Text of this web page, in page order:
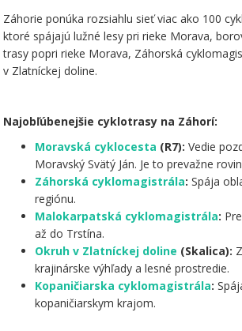
Záhorie ponúka rozsiahlu sieť viac ako 100
ktoré spájajú lužné lesy pri rieke Morava,
trasy popri rieke Morava, Záhorská
v Zlatníckej doline.
Najobľúbenejšie cyklotrasy na Záhorí:
Moravská cyklocesta (R7): Vedie
Moravský Svätý Ján. Je to prevažne
Záhorská cyklomagistrála: Spája
regiónu.
Malokarpatská cyklomagistrála:
až do Trstína.
Okruh v Zlatníckej doline (Skalica):
krajinárske výhľady a lesné prostredie.
Kopaničiarska cyklomagistrála:
kopaničiarskym krajom.